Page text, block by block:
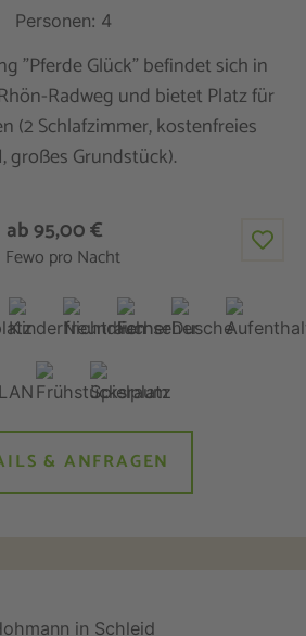
Personen: 4
"Pferde Glück" befindet sich in
Radweg und bietet Platz für
(2 Schlafzimmer, kostenfreies
großes Grundstück).
ab 95,00 €
Fewo pro Nacht
& ANFRAGEN